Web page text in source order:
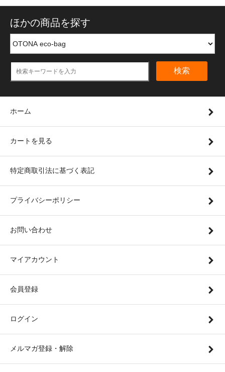
ほかの商品を探す
検索
ホーム
カートを見る
特定商取引法に基づく表記
プライバシーポリシー
お問い合わせ
マイアカウント
会員登録
ログイン
メルマガ登録・解除